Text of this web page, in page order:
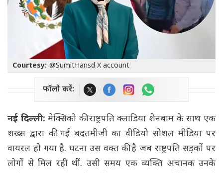
Courtesy: @SumitHansd X account
फॉलो करें:
नई दिल्ली:मेक्सिको की राष्ट्रपति क्लाडिया शेनबाम के साथ एक
शख्स द्वारा की गई बदतमीजी का वीडियो सोशल मीडिया पर
वायरल हो गया है. घटना उस वक्त की है जब राष्ट्रपति सड़कों पर
लोगों से मिल रही थीं. उसी समय एक व्यक्ति अचानक उनके